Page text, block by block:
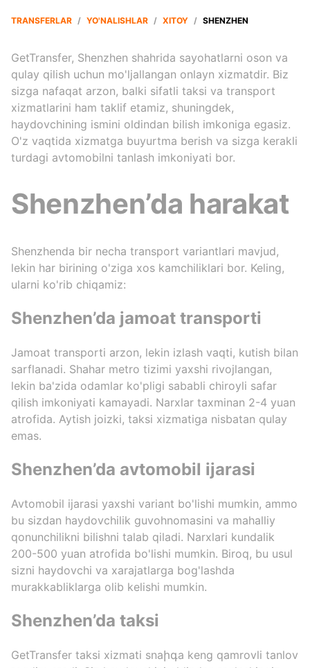
TRANSFERLAR / YO'NALISHLAR / XITOY / SHENZHEN
GetTransfer, Shenzhen shahrida sayohatlarni oson va
qulay qilish uchun mo'ljallangan onlayn xizmatdir. Biz
sizga nafaqat arzon, balki sifatli taksi va transport
xizmatlarini ham taklif etamiz, shuningdek,
haydovchining ismini oldindan bilish imkoniga egasiz.
O'z vaqtida xizmatga buyurtma berish va sizga kerakli
turdagi avtomobilni tanlash imkoniyati bor.
Shenzhen’da harakat
Shenzhenda bir necha transport variantlari mavjud,
lekin har birining o'ziga xos kamchiliklari bor. Keling,
ularni ko'rib chiqamiz:
Shenzhen’da jamoat transporti
Jamoat transporti arzon, lekin izlash vaqti, kutish bilan
sarflanadi. Shahar metro tizimi yaxshi rivojlangan,
lekin ba'zida odamlar ko'pligi sababli chiroyli safar
qilish imkoniyati kamayadi. Narxlar taxminan 2-4 yuan
atrofida. Aytish joizki, taksi xizmatiga nisbatan qulay
emas.
Shenzhen’da avtomobil ijarasi
Avtomobil ijarasi yaxshi variant bo'lishi mumkin, ammo
bu sizdan haydovchilik guvohnomasini va mahalliy
qonunchilikni bilishni talab qiladi. Narxlari kundalik
200-500 yuan atrofida bo'lishi mumkin. Biroq, bu usul
sizni haydovchi va xarajatlarga bog'lashda
murakkabliklarga olib kelishi mumkin.
Shenzhen’da taksi
GetTransfer taksi xizmati snaիգa keng qamrovli tanlov